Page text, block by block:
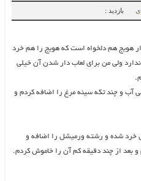
بازدید :
هویج هم دلخواه است که هویج را هم خرد
ولی من برای لعاب دار شدن آن خیلی
آب و چند تکه سینه مرغ را اضافه کردم و
خرد شده و رشته ورمیشل را اضافه و
بعد از چند دقیقه کم آن را خاموش کردم.